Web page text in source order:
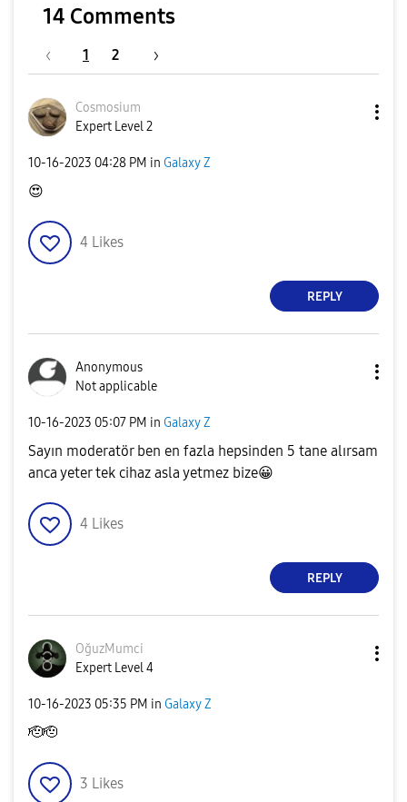
14 Comments
1 2
Cosmosium
Expert Level 2
‎10-16-2023 04:28 PM in Galaxy Z
😍
4 Likes
REPLY
Anonymous
Not applicable
‎10-16-2023 05:07 PM in Galaxy Z
Sayın moderatör ben en fazla hepsinden 5 tane alırsam
anca yeter tek cihaz asla yetmez bize😀
4 Likes
REPLY
OğuzMumci
Expert Level 4
‎10-16-2023 05:35 PM in Galaxy Z
🫡🫡
3 Likes